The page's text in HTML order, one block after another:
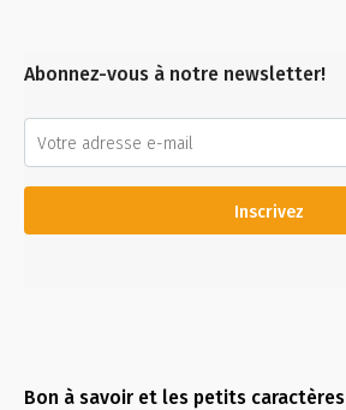
Abonnez-vous à notre newsletter!
Inscrivez
Bon à savoir et les petits caractères